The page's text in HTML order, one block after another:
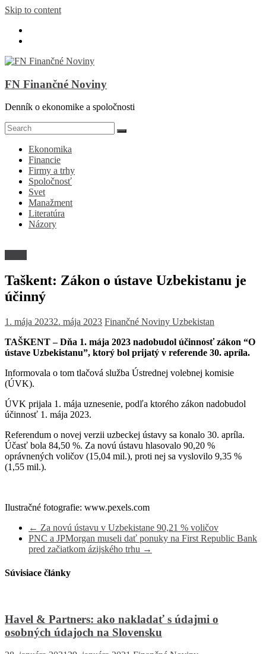
Skip to content
FN Finančné Noviny
Denník o ekonomike a spoločnosti
Ekonomika
Financie
Firmy a trhy
Spoločnosť
Svet
Manažment
Literatúra
Názory
Taškent: Zákon o ústave Uzbekistanu je
účinný
1. mája 20232. mája 2023 Finančné Noviny Uzbekistan
TAŠKENT – Dňa 1. mája 2023 nadobudol účinnosť zákon “O
ústave Uzbekistanu”, ktorý bol prijatý v referende 30. apríla.
Informovala o tom tlačová služba Ústrednej volebnej komisie
(ÚVK).
ÚVK prijala 1. mája uznesenie, podľa ktorého zákon nadobudol
účinnosť 1. mája 2023.
Referendum o novej verzii uzbeckej ústavy sa konalo 30. apríla.
Účasť bola 84,50 %. Za novú ústavu hlasovalo 90,20 %
oprávnených voličov (15,04 mil.), proti nej sa vyslovilo 9,35 %
(1,55 mil.).
Ilustračné fotografie: www.pexels.com
← Za novú ústavu v Uzbekistane 90,21 % voličov
PNC a JPMorgan museli dať ponuky na First Republic Bank
pred začiatkom ázijského trhu →
Súvisiace články
Havel & Partners: ako nakladať s údajmi o
osobných údajoch na Slovensku